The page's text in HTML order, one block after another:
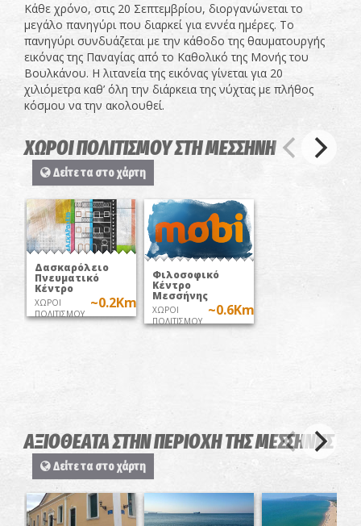
Κάθε χρόνο, στις 20 Σεπτεμβρίου, διοργανώνεται το
μεγάλο πανηγύρι που διαρκεί για εννέα ημέρες. Το
πανηγύρι συνδυάζεται με την κάθοδο της θαυματουργής
εικόνας της Παναγίας από το Καθολικό της Μονής του
Βουλκάνου. Η λιτανεία της εικόνας γίνεται για 20
χιλιόμετρα καθ’ όλη την διάρκεια της νύχτας με πλήθος
κόσμου να την ακολουθεί.
ΧΩΡΟΙ ΠΟΛΙΤΙΣΜΟΥ ΣΤΗ ΜΕΣΣΗΝΗ
Δείτε τα στο χάρτη
Δασκαρόλειο
Πνευματικό
Κέντρο
ΧΩΡΟΙ
ΠΟΛΙΤΙΣΜΟΥ
~0.2Km
Φιλοσοφικό
Κέντρο
Μεσσήνης
ΧΩΡΟΙ
ΠΟΛΙΤΙΣΜΟΥ
~0.6Km
ΑΞΙΟΘΕΑΤΑ ΣΤΗΝ ΠΕΡΙΟΧΗ ΤΗΣ ΜΕΣΣΗΝΗΣ
Δείτε τα στο χάρτη